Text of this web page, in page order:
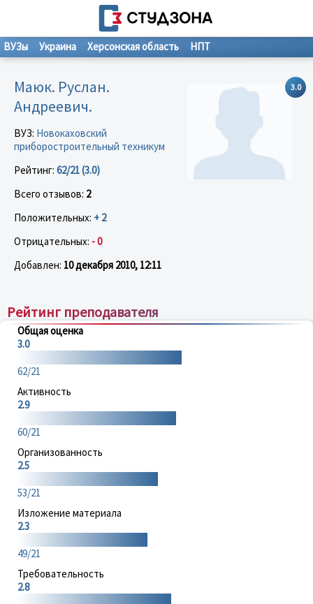
ВУЗы Украина Херсонская область НПТ
3.0
Маюк. Руслан.
Андреевич.
ВУЗ: Новокаховский
приборостроительный техникум
Рейтинг: 62/21 (3.0)
Всего отзывов: 2
Положительных: + 2
Отрицательных: - 0
Добавлен: 10 декабря 2010, 12:11
Рейтинг преподавателя
Общая оценка
3.0
62/21
Активность
2.9
60/21
Организованность
2.5
53/21
Изложение материала
2.3
49/21
Требовательность
2.8